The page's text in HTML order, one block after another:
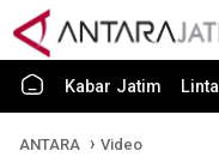
Kabar Jatim
ANTARA Video